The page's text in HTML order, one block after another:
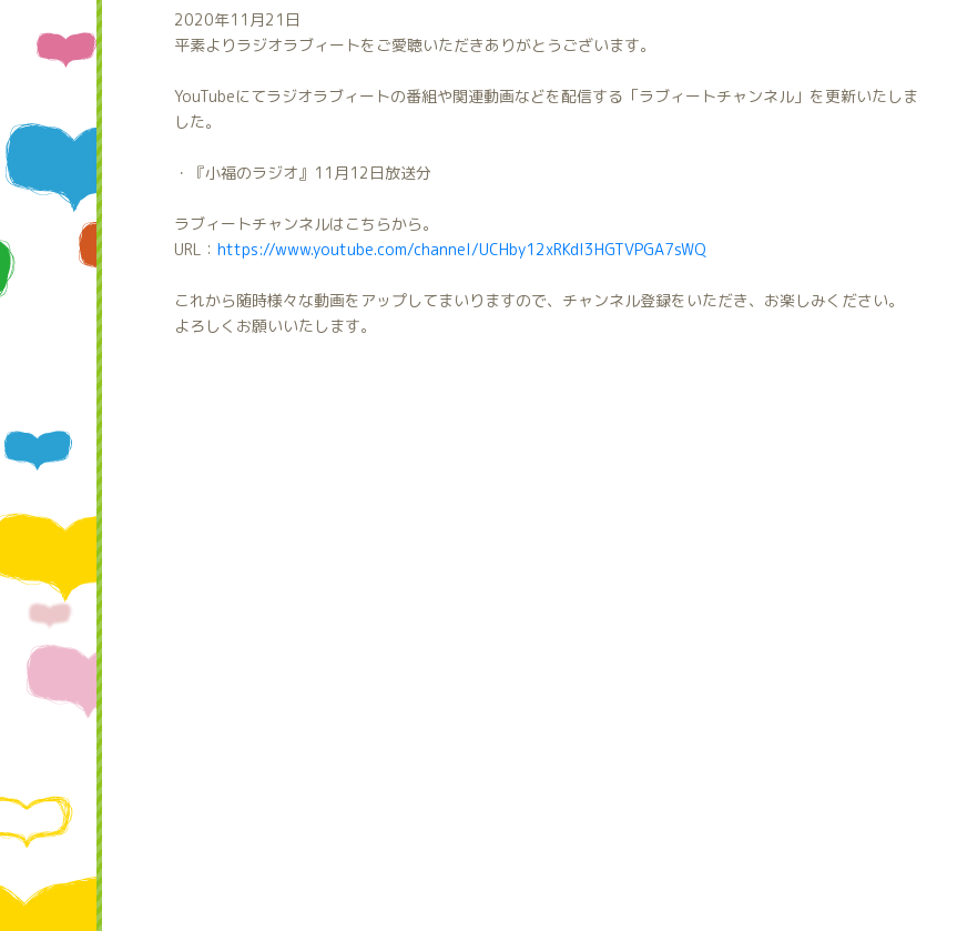
2020年11月21日
平素よりラジオラブィートをご愛聴いただきありがとうございます。
YouTubeにてラジオラブィートの番組や関連動画などを配信する「ラブィートチャンネル」を更新いたしま
した。
・『小福のラジオ』11月12日放送分
ラブィートチャンネルはこちらから。
URL： https://www.youtube.com/channel/UCHby12xRKdI3HGTVPGA7sWQ
これから随時様々な動画をアップしてまいりますので、チャンネル登録をいただき、お楽しみください。
よろしくお願いいたします。